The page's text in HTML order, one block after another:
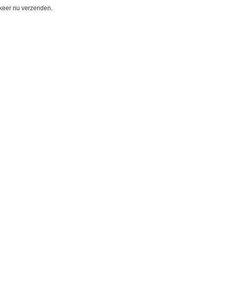
nu verzenden.